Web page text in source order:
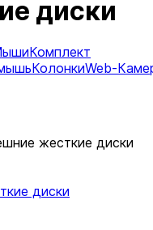
диски
Комплект
КолонкиWeb-
жесткие диски
диски